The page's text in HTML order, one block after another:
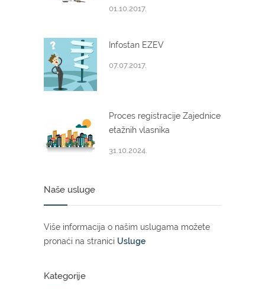
01.10.2017.
Infostan EZEV
07.07.2017.
Proces registracije Zajednice
etažnih vlasnika
31.10.2024.
Naše usluge
Više informacija o našim uslugama možete
pronaći na stranici Usluge
Kategorije